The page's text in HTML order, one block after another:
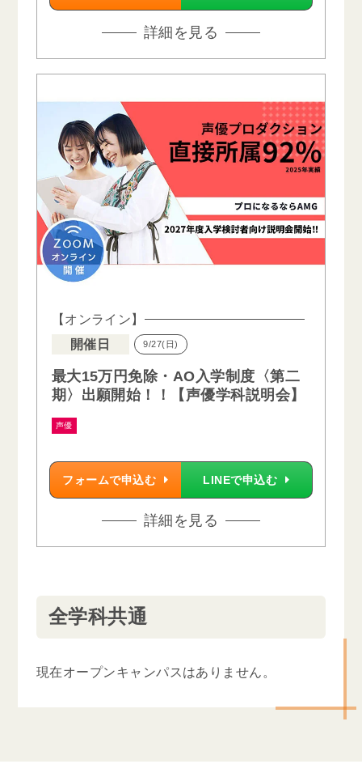
詳細を見る
【オンライン】
開催日
9/27(日)
最大15万円免除・AO入学制度〈第二
期〉出願開始！！【声優学科説明会】
声優
フォームで申込む LINEで申込む
詳細を見る
全学科共通
現在オープンキャンパスはありません。